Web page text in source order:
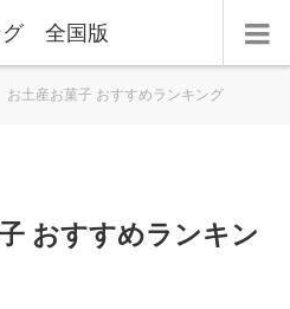
グ 全国版
土産お菓子 おすすめランキング
おすすめランキン